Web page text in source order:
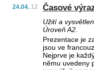
24.04. 12 Časové
Užití a
Úroveň A2.
Prezentace je
jsou ve
Nejprve je
němu uvedeny